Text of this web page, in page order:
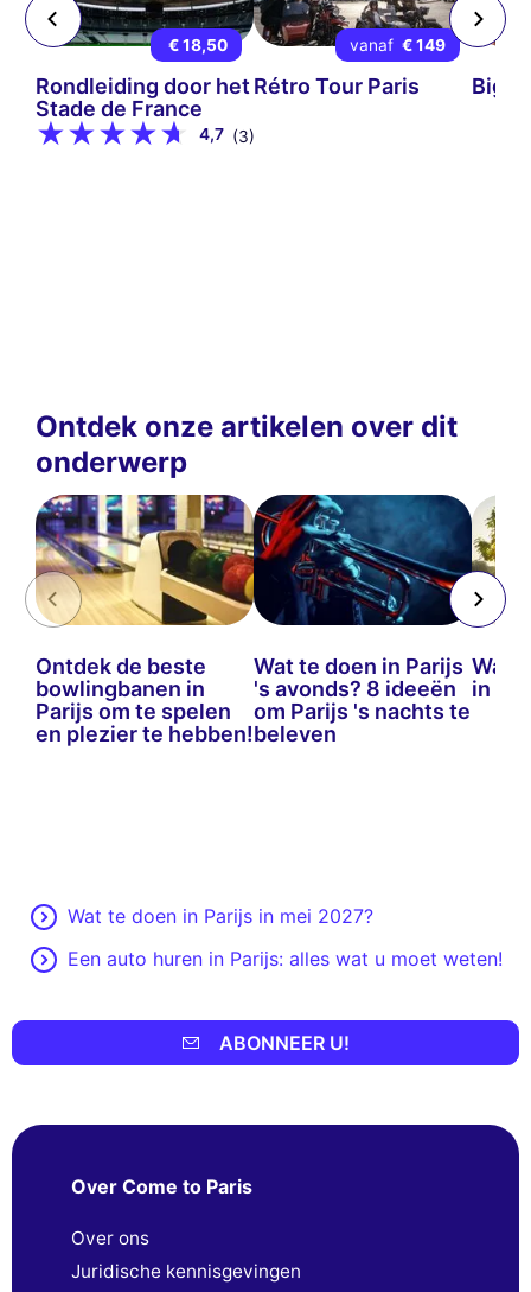
€ 18,50
Rondleiding door het
Stade de France
4,7 (3)
vanaf € 149
Rétro Tour Paris Big
Ontdek onze artikelen over dit
onderwerp
Ontdek de beste
bowlingbanen in
Parijs om te spelen
en plezier te hebben!
Wat te doen in Parijs
's avonds? 8 ideeën
om Parijs 's nachts te
beleven
Wat
in
Wat te doen in Parijs in mei 2027?
Een auto huren in Parijs: alles wat u moet weten!
ABONNEER U!
Over Come to Paris
Over ons
Juridische kennisgevingen